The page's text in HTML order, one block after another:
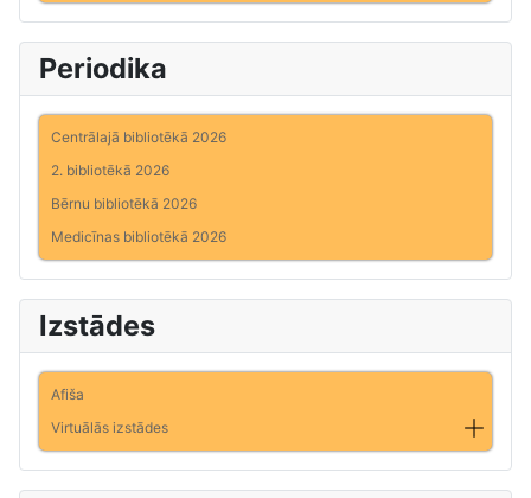
Periodika
Centrālajā bibliotēkā 2026
2. bibliotēkā 2026
Bērnu bibliotēkā 2026
Medicīnas bibliotēkā 2026
Izstādes
Afiša
Virtuālās izstādes